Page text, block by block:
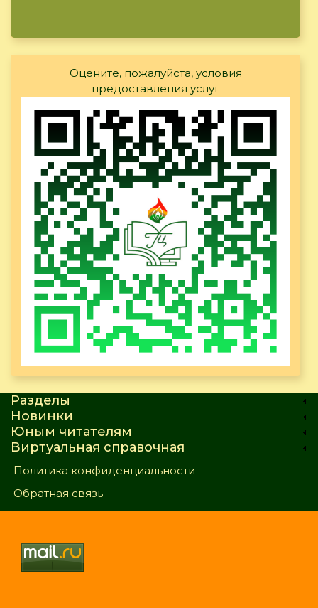
Оцените, пожалуйста, условия
предоставления услуг
Разделы
Новинки
Юным читателям
Виртуальная справочная
Политика конфиденциальности
Обратная связь